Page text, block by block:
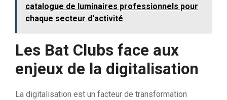
catalogue de luminaires professionnels pour
chaque secteur d'activité
Les Bat Clubs face aux
enjeux de la digitalisation
La digitalisation est un facteur de transformation